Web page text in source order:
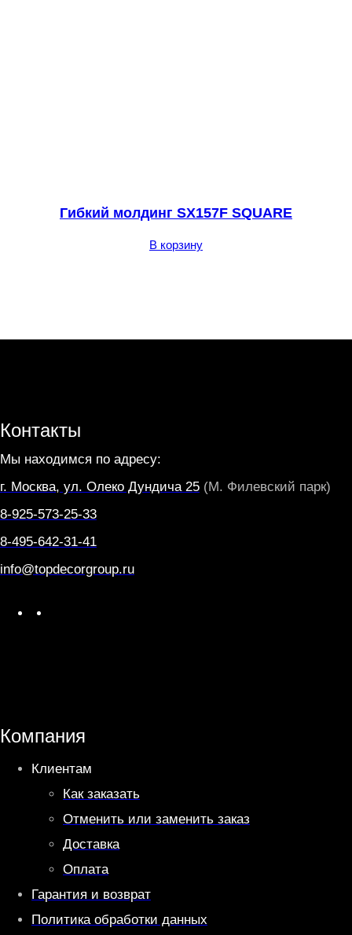
Гибкий молдинг SX157F SQUARE
В корзину
Контакты
Мы находимся по адресу:
г. Москва, ул. Олеко Дундича 25 (М. Филевский парк)
8-925-573-25-33
8-495-642-31-41
info@topdecorgroup.ru
p
p
a
m
Компания
Клиентам
Как заказать
Отменить или заменить заказ
Доставка
Оплата
Гарантия и возврат
Политика обработки данных